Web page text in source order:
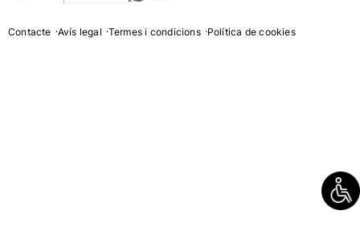
Contacte Avís legal Termes i condicions Política de cookies